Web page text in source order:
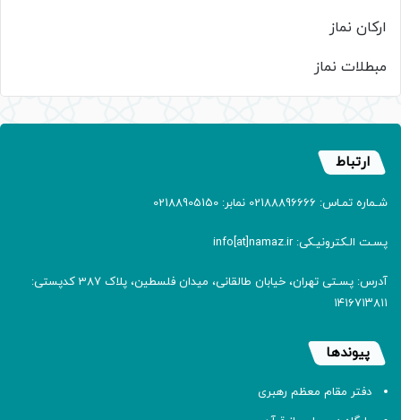
ارکان نماز
مبطلات نماز
ارتباط
شـماره تمـاس: 02188896666 نمابر: 02188905150
پسـت الـکترونیـکی: info[at]namaz.ir
آدرس: پسـتی تهران، خیابان طالقانی، میدان فلسطین، پلاک 387 کدپستی:
۱۴۱۶۷۱۳۸۱۱
پیوندها
دفتر مقام معظم رهبری